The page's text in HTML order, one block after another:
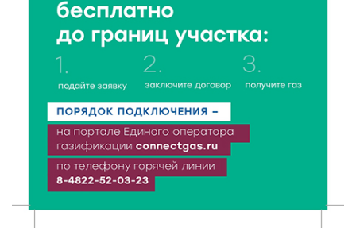
6 Авг 2026 16:28 286
Тверские «Романтики» покорили Витебск своей
хореографией
6 Авг 2026 16:08 342
Виталий Королев наградил строителей и
анонсировал новые проекты
6 Авг 2026 16:02 126